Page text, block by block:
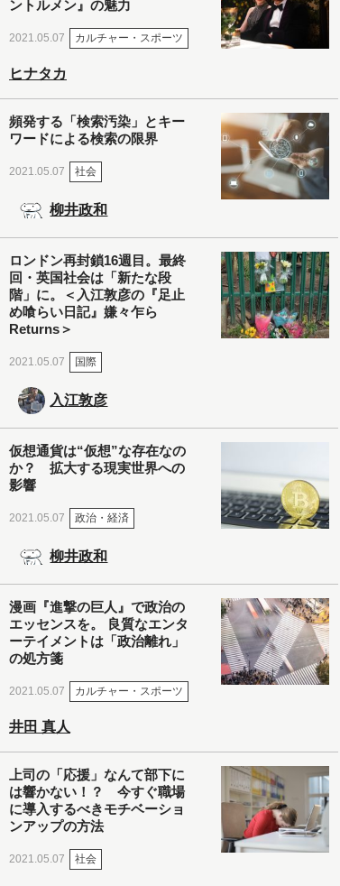
ントルメン』の魅力
2021.05.07 カルチャー・スポーツ
ヒナタカ
頻発する「検索汚染」とキー
ワードによる検索の限界
2021.05.07 社会
柳井政和
ロンドン再封鎖16週目。最終
回・英国社会は「新たな段
階」に。＜入江敦彦の『足止
め喰らい日記』嫌々乍ら
Returns＞
2021.05.07 国際
入江敦彦
仮想通貨は“仮想”な存在なの
か？ 拡大する現実世界への
影響
2021.05.07 政治・経済
柳井政和
漫画『進撃の巨人』で政治の
エッセンスを。 良質なエンタ
ーテイメントは「政治離れ」
の処方箋
2021.05.07 カルチャー・スポーツ
井田 真人
上司の「応援」なんて部下に
は響かない！？ 今すぐ職場
に導入するべきモチベーショ
ンアップの方法
2021.05.07 社会